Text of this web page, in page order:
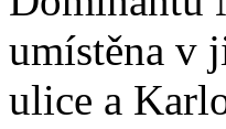
umístěna v
ulice a